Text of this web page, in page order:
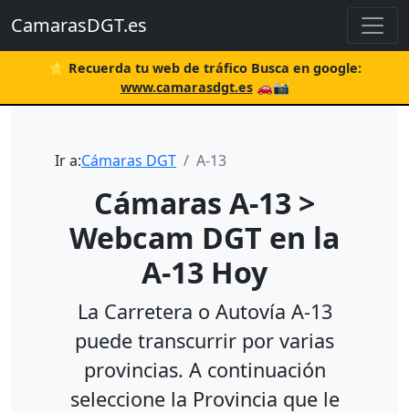
CamarasDGT.es
⭐ Recuerda tu web de tráfico Busca en google:
www.camarasdgt.es🚗📸
Ir a:Cámaras DGT A-13
Cámaras A-13 >
Webcam DGT en la
A-13 Hoy
La Carretera o Autovía A-13
puede transcurrir por varias
provincias. A continuación
seleccione la Provincia que le